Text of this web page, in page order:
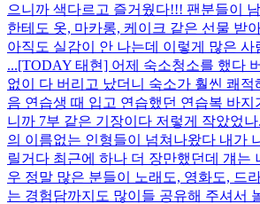
으니까 색다르고 즐거웠다!!! 팬분들이
한테도 옷, 마카롱, 케이크 같은 선물 받
아직도 실감이 안 나는데 이렇게 많은 사
...[TODAY 태현] 어제 숙소청소를 했다
없이 다 버리고 났더니 숙소가 훨씬 쾌적
음 연습생 때 입고 연습했던 연습복 바지
니까 7부 같은 기장이다 저렇게 작았었나
의 이름없는 인형들이 넘쳐나왔다 내가
릴거다 최근에 하나 더 장만했던데 걔는
우 정말 많은 분들이 노래도, 영화도, 드
는 경험담까지도 많이들 공유해 주셔서